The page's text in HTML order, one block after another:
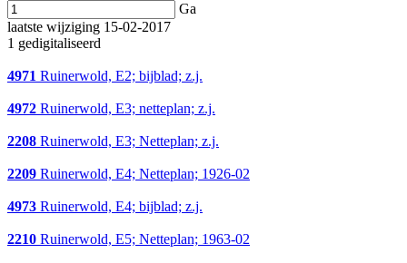
Ga
laatste wijziging 15-02-2017
1 gedigitaliseerd
4971 Ruinerwold, E2; bijblad; z.j.
4972 Ruinerwold, E3; netteplan; z.j.
2208 Ruinerwold, E3; Netteplan; z.j.
2209 Ruinerwold, E4; Netteplan; 1926-02
4973 Ruinerwold, E4; bijblad; z.j.
2210 Ruinerwold, E5; Netteplan; 1963-02